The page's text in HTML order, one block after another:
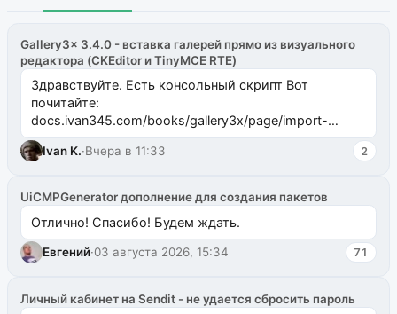
Gallery3x 3.4.0 - вставка галерей прямо из визуального
редактора (CKEditor и TinyMCE RTE)
Здравствуйте. Есть консольный скрипт Вот
почитайте:
docs.ivan345.com/books/gallery3x/page/import-
ms2galleryphp
Ivan K.·Вчера в 11:33 2
UiCMPGenerator дополнение для создания пакетов
Отлично! Спасибо! Будем ждать.
Евгений·03 августа 2026, 15:34 71
Личный кабинет на Sendit - не удается сбросить пароль